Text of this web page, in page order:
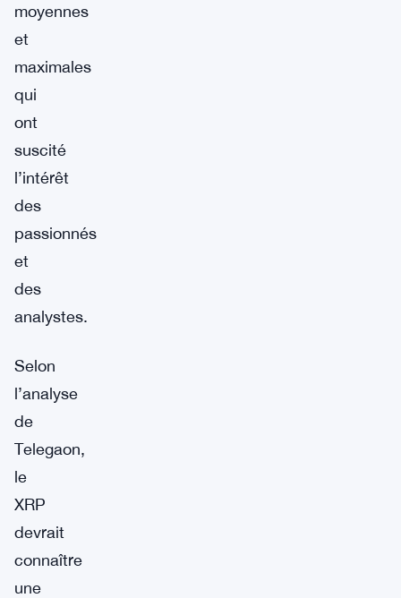
moyennes
et
maximales
qui
ont
suscité
l’intérêt
des
passionnés
et
des
analystes.
Selon
l’analyse
de
Telegaon,
le
XRP
devrait
connaître
une